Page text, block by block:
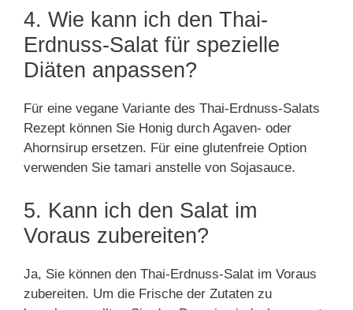
4. Wie kann ich den Thai-
Erdnuss-Salat für spezielle
Diäten anpassen?
Für eine vegane Variante des Thai-Erdnuss-Salats
Rezept können Sie Honig durch Agaven- oder
Ahornsirup ersetzen. Für eine glutenfreie Option
verwenden Sie tamari anstelle von Sojasauce.
5. Kann ich den Salat im
Voraus zubereiten?
Ja, Sie können den Thai-Erdnuss-Salat im Voraus
zubereiten. Um die Frische der Zutaten zu